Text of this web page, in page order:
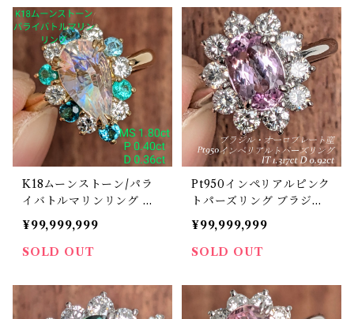
K18ムーンストーン/パラ
イバトルマリンリング ム
ーンストーン 1.80ct パラ
イバトルマリン 0.40ct ダ
イヤモンド 0.36ct 【PRO
¥99,999,999
SOLD OUT
Pt950インペリアルピンク
トパーズリング ブラジ
ル・オーロプレート産 イ
ンペリアルピンクトパーズ
1.317ct ダイヤモンド 0.9
¥99,999,999
SOLD OUT